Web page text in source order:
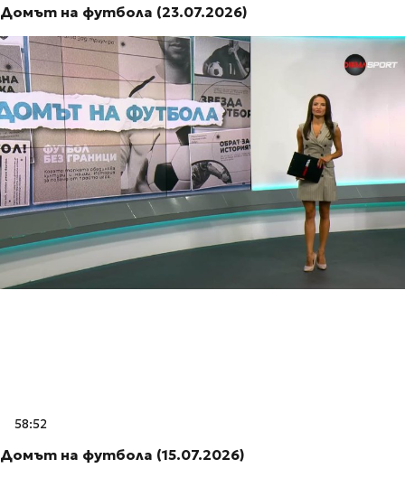
Домът на футбола (23.07.2026)
58:52
Домът на футбола (15.07.2026)